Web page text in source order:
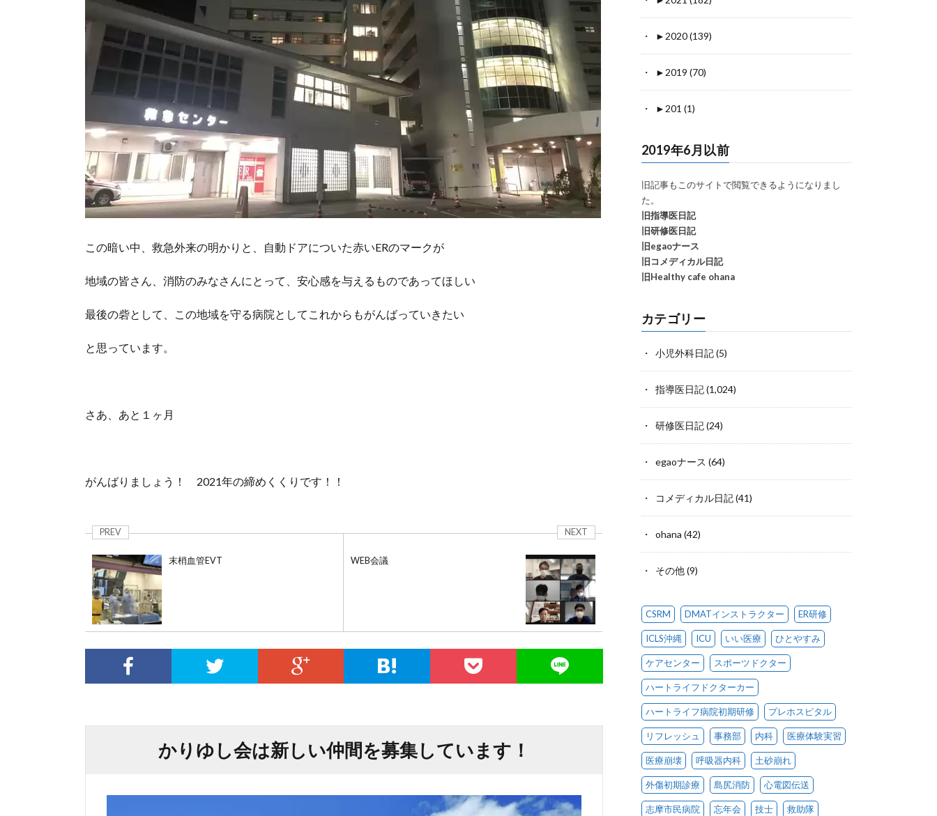
この暗い中、救急外来の明かりと、自動ドアについた赤いERのマークが
地域の皆さん、消防のみなさんにとって、安心感を与えるものであってほしい
最後の砦として、この地域を守る病院としてこれからもがんばっていきたい
と思っています。
さあ、あと１ヶ月
がんばりましょう！ 2021年の締めくくりです！！
PREV
末梢血管EVT
NEXT
WEB会議
かりゆし会は新しい仲間を募集しています！
► 2020 (139)
► 2019 (70)
► 201 (1)
2019年6月以前
旧記事もこのサイトで閲覧できるようになりまし
た。
旧指導医日記
旧研修医日記
旧egaoナース
旧コメディカル日記
旧Healthy cafe ohana
カテゴリー
小児外科日記(5)
指導医日記(1,024)
研修医日記(24)
egaoナース (64)
コメディカル日記(41)
ohana (42)
その他(9)
CSRM DMATインストラクター ER研修
ICLS沖縄 ICU いい医療 ひとやすみ
ケアセンター スポーツドクター
ハートライフドクターカー
ハートライフ病院初期研修 プレホスピタル
リフレッシュ 事務部 内科 医療体験実習
医療崩壊 呼吸器内科 土砂崩れ
外傷初期診療 島尻消防 心電図伝送
志摩市民病院 忘年会 技士 救助隊